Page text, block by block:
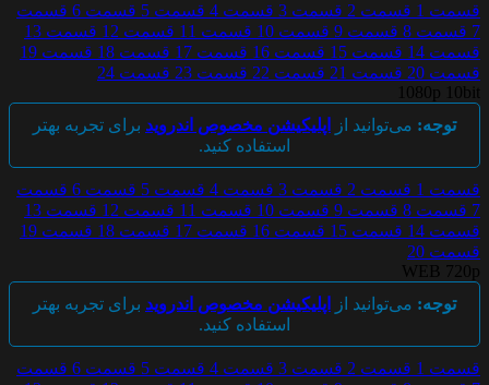
قسمت 1 قسمت 2 قسمت 3 قسمت 4 قسمت 5 قسمت 6
قسمت
7 قسمت 8 قسمت 9 قسمت 10 قسمت 11 قسمت 12
قسمت 13
قسمت 14
قسمت 15 قسمت 16 قسمت 17 قسمت 18
قسمت 19
قسمت 20
قسمت 21 قسمت 22 قسمت 23
قسمت 24
1080p 10bit
توجه: می‌توانید از اپلیکیشن مخصوص اندروید برای تجربه بهتر
استفاده کنید.
قسمت 1 قسمت 2 قسمت 3 قسمت 4 قسمت 5 قسمت 6
قسمت
7 قسمت 8 قسمت 9 قسمت 10 قسمت 11 قسمت 12
قسمت 13
قسمت 14
قسمت 15 قسمت 16 قسمت 17 قسمت 18
قسمت 19
قسمت 20
WEB 720p
توجه: می‌توانید از اپلیکیشن مخصوص اندروید برای تجربه بهتر
استفاده کنید.
قسمت 1 قسمت 2 قسمت 3 قسمت 4 قسمت 5 قسمت 6
قسمت